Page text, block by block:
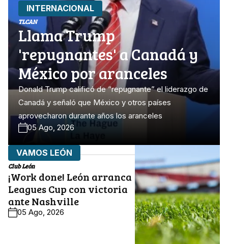
INTERNACIONAL
TLCAN
Llama Trump
'repugnantes' a Canadá y
México por aranceles
Donald Trump calificó de “repugnante” el liderazgo de
Canadá y señaló que México y otros países
aprovecharon durante años los aranceles
05 Ago, 2026
VAMOS LEÓN
Club León
¡Work done! León arranca
Leagues Cup con victoria
ante Nashville
05 Ago, 2026